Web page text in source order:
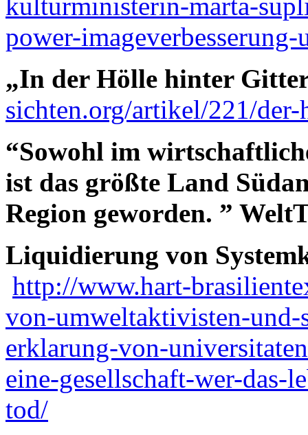
power-
„In der Hölle hinter
sichten.org/artikel/221/
“Sowohl im
ist das größte Land
Region geworden. ”
Liquidierung von
http://www.hart-
von-umweltaktivisten-
erklarung-von-
eine-gesellschaft-wer-das-
tod/